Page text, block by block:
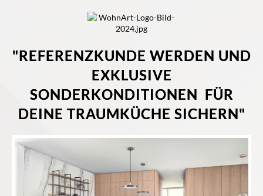
"REFERENZKUNDE WERDEN UND
EXKLUSIVE
SONDERKONDITIONEN FÜR
DEINE TRAUMKÜCHE SICHERN"